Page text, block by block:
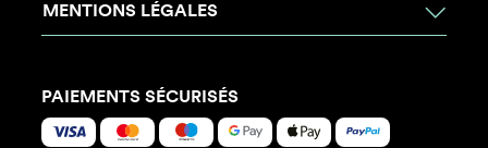
MENTIONS LÉGALES
PAIEMENTS SÉCURISÉS